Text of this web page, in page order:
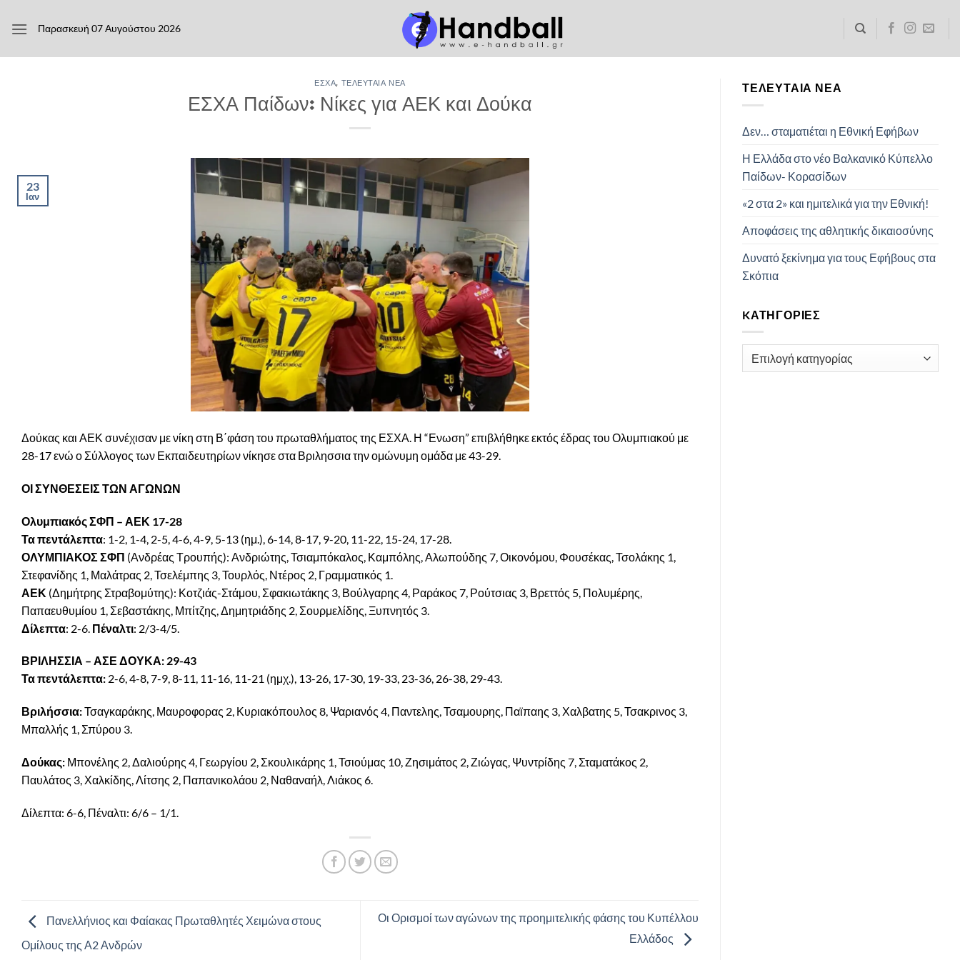
στο
Παρασκευή 07 Αυγούστου 2026
ΕΣΧΑ, ΤΕΛΕΥΤΑΊΑ ΝΈΑ
ΕΣΧΑ Παίδων: Νίκες για ΑΕΚ και Δούκα
23
Ιαν
Δούκας και ΑΕΚ συνέχισαν με νίκη στη Β΄φάση του πρωταθλήματος της ΕΣΧΑ. Η “Ενωση” επιβλήθηκε εκτός έδρας του Ολυμπιακού με
28-17 ενώ ο Σύλλογος των Εκπαιδευτηρίων νίκησε στα Βριλησσια την ομώνυμη ομάδα με 43-29.
ΟΙ ΣΥΝΘΕΣΕΙΣ ΤΩΝ ΑΓΩΝΩΝ
Ολυμπιακός ΣΦΠ – ΑΕΚ 17-28
Τα πεντάλεπτα: 1-2, 1-4, 2-5, 4-6, 4-9, 5-13 (ημ.), 6-14, 8-17, 9-20, 11-22, 15-24, 17-28.
ΟΛΥΜΠΙΑΚΟΣ ΣΦΠ (Ανδρέας Τρουπής): Ανδριώτης, Τσιαμπόκαλος, Καμπόλης, Αλωπούδης 7, Οικονόμου, Φουσέκας, Τσολάκης 1,
Στεφανίδης 1, Μαλάτρας 2, Τσελέμπης 3, Τουρλός, Ντέρος 2, Γραμματικός 1.
ΑΕΚ (Δημήτρης Στραβομύτης): Κοτζιάς-Στάμου, Σφακιωτάκης 3, Βούλγαρης 4, Ραράκος 7, Ρούτσιας 3, Βρεττός 5, Πολυμέρης,
Παπαευθυμίου 1, Σεβαστάκης, Μπίτζης, Δημητριάδης 2, Σουρμελίδης, Ξυπνητός 3.
Δίλεπτα: 2-6. Πέναλτι: 2/3-4/5.
ΒΡΙΛΗΣΣΙΑ – ΑΣΕ ΔΟΥΚΑ: 29-43
Τα πεντάλεπτα: 2-6, 4-8, 7-9, 8-11, 11-16, 11-21 (ημχ.), 13-26, 17-30, 19-33, 23-36, 26-38, 29-43.
Βριλήσσια:Τσαγκαράκης, Μαυροφορας 2, Κυριακόπουλος 8, Ψαριανός 4, Παντελης, Τσαμουρης, Παϊπαης 3, Χαλβατης 5, Τσακρινος 3,
Μπαλλής 1, Σπύρου 3.
Δούκας: Μπονέλης 2, Δαλιούρης 4, Γεωργίου 2, Σκουλικάρης 1, Τσιούμας 10, Ζησιμάτος 2, Ζιώγας, Ψυντρίδης 7, Σταματάκος 2,
Παυλάτος 3, Χαλκίδης, Λίτσης 2, Παπανικολάου 2, Ναθαναήλ, Λιάκος 6.
Δίλεπτα: 6-6, Πέναλτι: 6/6 – 1/1.
Πανελλήνιος και Φαίακας Πρωταθλητές Χειμώνα στους
Ομίλους της Α2 Ανδρών
Οι Ορισμοί των αγώνων της προημιτελικής φάσης του Κυπέλλου
Ελλάδος
ΤΕΛΕΥΤΑΊΑ ΝΈΑ
Δεν… σταματιέται η Εθνική Εφήβων
Η Ελλάδα στο νέο Βαλκανικό Κύπελλο
Παίδων- Κορασίδων
«2 στα 2» και ημιτελικά για την Εθνική!
Αποφάσεις της αθλητικής δικαιοσύνης
Δυνατό ξεκίνημα για τους Εφήβους στα
Σκόπια
KΑΤΗΓΟΡΊΕΣ
Kατηγορίες